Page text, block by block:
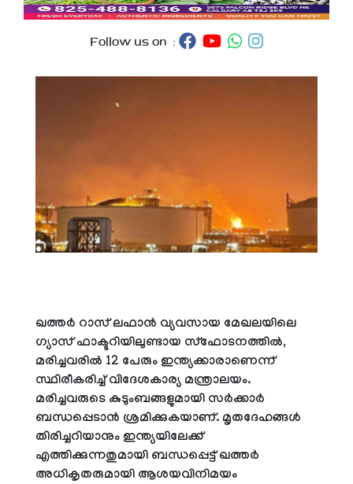
Follow us on :
ഖത്തര്‍ റാസ് ലഫാന്‍ വ്യവസായ മേഖലയിലെ
ഗ്യാസ് ഫാക്ടറിയിലുണ്ടായ സ്‌ഫോടനത്തില്‍,
മരിച്ചവരില്‍ 12 പേരും ഇന്ത്യക്കാരാണെന്ന്
സ്ഥിരീകരിച്ച് വിദേശകാര്യ മന്ത്രാലയം.
മരിച്ചവരുടെ കുടുംബങ്ങളുമായി സര്‍ക്കാര്‍
ബന്ധപ്പെടാന്‍ ശ്രമിക്കുകയാണ്. മൃതദേഹങ്ങള്‍
തിരിച്ചറിയാനും ഇന്ത്യയിലേക്ക്
എത്തിക്കുന്നതുമായി ബന്ധപ്പെട്ട് ഖത്തര്‍
അധികൃതരുമായി ആശയവിനിമയം